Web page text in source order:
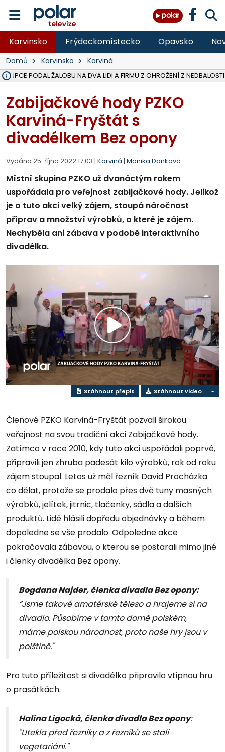
Karvinsko Frýdeckomístecko Opavsko
Domů Karvinsko Karviná
PODAL ŽALOBU NA DVA LIDI A FIRMU Z OHROŽENÍ Z NEDBALOSTI
Zabijačkové hody PZKO
Karviná-Fryštát s
divadélkem Bez opony
Vydáno 25. října 2022 17:03 | Karviná | Monika Danková
Místní skupina PZKO už dvanáctým rokem
uspořádala pro veřejnost zabijačkové hody. Jelikož
je o tuto akci velký zájem, stoupá náročnost
příprav a množství výrobků, o které je zájem.
Nechyběla ani zábava v podobě interaktivního
divadélka.
Přehrát
video
Stáhnout přepis Stáhnout video
Členové PZKO Karviná-Fryštát pozvali širokou
veřejnost na svou tradiční akci Zabijačkové hody.
Zatímco v roce 2010, kdy tuto akci uspořádali poprvé,
připravili jen zhruba padesát kilo výrobků, rok od roku
zájem stoupal. Letos už měl řezník David Procházka
co dělat, protože se prodalo přes dvě tuny masných
výrobků, jelítek, jitrnic, tlačenky, sádla a dalších
produktů. Lidé hlásili dopředu objednávky a během
dopoledne se vše prodalo. Odpoledne akce
pokračovala zábavou, o kterou se postarali mimo jiné
i členky divadélka Bez opony.
Bogdana Najder, členka divadla Bez opony:
“Jsme takové amatérské těleso a hrajeme si na
divadlo. Působíme v tomto domě polském,
máme polskou národnost, proto naše hry jsou v
polštině."
Pro tuto příležitost si divadélko připravilo vtipnou hru
o prasátkách.
Halina Ligocká, členka divadla Bez opony:
"Utekla před řezníky a z řezníků se stali
vegetariáni."